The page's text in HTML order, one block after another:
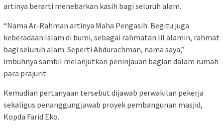
artinya berarti menebarkan kasih bagi seluruh alam.
“Nama Ar-Rahman artinya Maha Pengasih. Begitu juga
keberadaan Islam di bumi, sebagai rahmatan lil alamin, rahmat
bagi seluruh alam. Seperti Abdurachman, nama saya,”
imbuhnya sambil melanjutkan peninjauan bagian dalam rumah
para prajurit.
Kemudian pertanyaan tersebut dijawab perwakilan pekerja
sekaligus penanggungjawab proyek pembangunan masjid,
Kopda Farid Eko.